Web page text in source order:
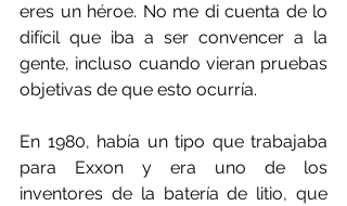
eres un héroe. No me di cuenta de lo
difícil que iba a ser convencer a la
gente, incluso cuando vieran pruebas
objetivas de que esto ocurría.
En 1980, había un tipo que trabajaba
para Exxon y era uno de los
inventores de la batería de litio, que